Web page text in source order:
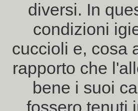
diversi. In
condizioni
cuccioli e, cosa
rapporto che
bene i suoi
fossero tenuti